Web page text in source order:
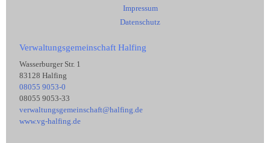
Impressum
Datenschutz
Verwaltungsgemeinschaft Halfing
Wasserburger Str. 1
83128 Halfing
08055 9053-0
08055 9053-33
verwaltungsgemeinschaft@halfing.de
www.vg-halfing.de